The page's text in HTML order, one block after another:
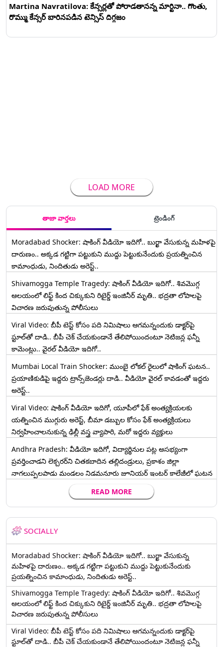
Martina Navratilova: కేన్సర్లతో పోరాడతానన్న మార్టినా.. గొంతు,
రొమ్ము కేన్సర్ బారినపడిన టెన్సిస్ దిగ్గజం
LOAD MORE
తాజా వార్తలు ట్రెండింగ్
Moradabad Shocker: షాకింగ్ వీడియో ఇదిగో.. బుర్ఖా వేసుకున్న మహిళపై
దారుణం.. అక్కడ గట్టిగా పట్టుకుని ముద్దు పెట్టుకునేందుకు ప్రయత్నించిన
కామాంధుడు, నిందితుడు అరెస్ట్..
Shivamogga Temple Tragedy: షాకింగ్ వీడియో ఇదిగో.. శివమొగ్గ
ఆలయంలో లిఫ్ట్ కింద చిక్కుకుని రిటైర్డ్ ఇంజినీర్ మృతి.. భద్రతా లోపాలపై
విచారణ జరుపుతున్న పోలీసులు
Viral Video: బీపీ టెస్ట్‌ కోసం పది నిమిషాలు ఆగమన్నందుకు డాక్టర్‌పై
స్టూల్‌తో దాడి.. బీపీ చెక్ చేయకుండానే తేలిపోయిందంటూ నెటిజన్ల ఫన్నీ
కామెంట్లు.. వైరల్ వీడియో ఇదిగో..
Mumbai Local Train Shocker: ముంబై లోకల్ రైలులో షాకింగ్ ఘటన..
ప్రయాణికుడిపై ఇద్దరు ట్రాన్స్‌జెండర్లు దాడి.. వీడియో వైరల్ కావడంతో ఇద్దరు
అరెస్ట్..
Viral Video: షాకింగ్ వీడియో ఇదిగో, యూపీలో ఫేక్ అంత్యక్రియలకు
యత్నించిన ముగ్గురు అరెస్ట్, బీమా డబ్బుల కోసం ఫేక్ అంత్యక్రియలు
నిర్వహించాలనుకున్న ఢిల్లీ వస్త్ర వ్యాపారి, మరో ఇద్దరు వ్యక్తులు
Andhra Pradesh: వీడియో ఇదిగో, విద్యార్థినుల పట్ల అసభ్యంగా
ప్రవర్తించాడని లెక్చ‌ర‌ర్‌ని చిత‌క‌బాదిన త‌ల్లిదండ్రులు, ప్రకాశం జిల్లా
నాగలుప్పలపాడు మండలం నిడమనూరు జూనియర్ ఇంటర్ కాలేజీలో ఘటన
READ MORE
SOCIALLY
Moradabad Shocker: షాకింగ్ వీడియో ఇదిగో.. బుర్ఖా వేసుకున్న
మహిళపై దారుణం.. అక్కడ గట్టిగా పట్టుకుని ముద్దు పెట్టుకునేందుకు
ప్రయత్నించిన కామాంధుడు, నిందితుడు అరెస్ట్..
Shivamogga Temple Tragedy: షాకింగ్ వీడియో ఇదిగో.. శివమొగ్గ
ఆలయంలో లిఫ్ట్ కింద చిక్కుకుని రిటైర్డ్ ఇంజినీర్ మృతి.. భద్రతా లోపాలపై
విచారణ జరుపుతున్న పోలీసులు
Viral Video: బీపీ టెస్ట్‌ కోసం పది నిమిషాలు ఆగమన్నందుకు డాక్టర్‌పై
స్టూల్‌తో దాడి.. బీపీ చెక్ చేయకుండానే తేలిపోయిందంటూ నెటిజన్ల ఫన్నీ